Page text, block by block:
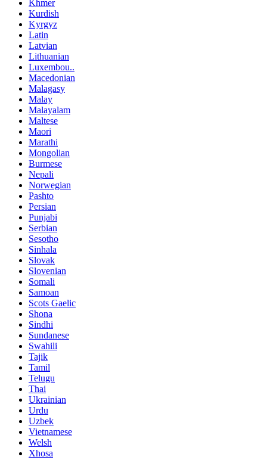
Khmer
Kurdish
Kyrgyz
Latin
Latvian
Lithuanian
Luxembou..
Macedonian
Malagasy
Malay
Malayalam
Maltese
Maori
Marathi
Mongolian
Burmese
Nepali
Norwegian
Pashto
Persian
Punjabi
Serbian
Sesotho
Sinhala
Slovak
Slovenian
Somali
Samoan
Scots Gaelic
Shona
Sindhi
Sundanese
Swahili
Tajik
Tamil
Telugu
Thai
Ukrainian
Urdu
Uzbek
Vietnamese
Welsh
Xhosa